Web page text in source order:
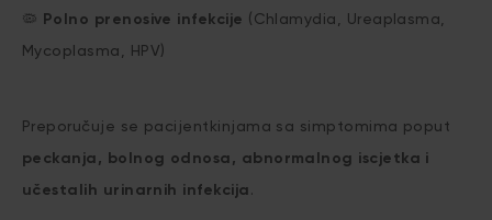
🦠 Polno prenosive infekcije (Chlamydia, Ureaplasma,
Mycoplasma, HPV)
Preporučuje se pacijentkinjama sa simptomima poput
peckanja, bolnog odnosa, abnormalnog iscjetka i
učestalih urinarnih infekcija.